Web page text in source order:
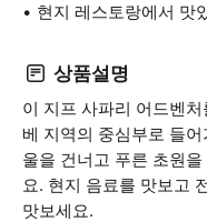
현지 레스토랑에서 맛
상품설명
이 지프 사파리 어드벤
베 지역의 중심부로 들
울을 건너고 푸른 초원
요. 현지 음료를 맛보고
맛보세요.